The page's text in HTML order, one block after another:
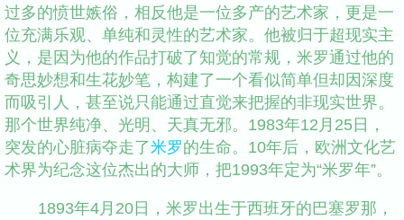
过多的愤世嫉俗，相反他是一位多产的艺术家，更是一
位充满乐观、单纯和灵性的艺术家。他被归于超现实主
义，是因为他的作品打破了知觉的常规，米罗通过他的
奇思妙想和生花妙笔，构建了一个看似简单但却因深度
而吸引人，甚至说只能通过直觉来把握的非现实世界。
那个世界纯净、光明、天真无邪。1983年12月25日，
突发的心脏病夺走了米罗的生命。10年后，欧洲文化艺
术界为纪念这位杰出的大师，把1993年定为“米罗年”。
1893年4月20日，米罗出生于西班牙的巴塞罗那，